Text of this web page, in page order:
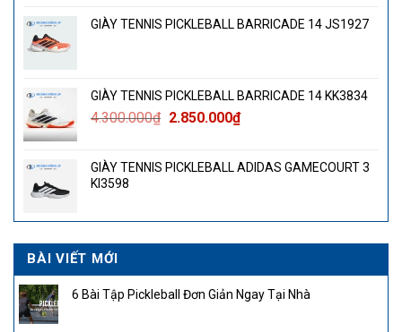
GIÀY TENNIS PICKLEBALL BARRICADE 14 JS1927
GIÀY TENNIS PICKLEBALL BARRICADE 14 KK3834
4.300.000₫ Giá
4.300.000₫.
2.850.000₫Giá
là:
GIÀY TENNIS PICKLEBALL ADIDAS GAMECOURT 3
KI3598
BÀI VIẾT MỚI
6 Bài Tập Pickleball Đơn Giản Ngay Tại Nhà